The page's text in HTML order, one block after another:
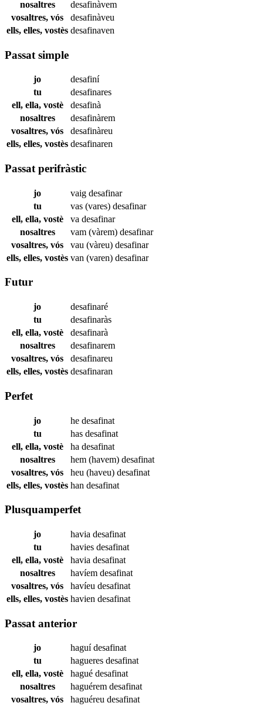
nosaltres
desafinàvem
vosaltres, vós
desafinàveu
ells, elles, vostès desafinaven
Passat simple
jo
desafiní
tu
desafinares
ell, ella, vostè
desafinà
nosaltres
desafinàrem
vosaltres, vós
desafinàreu
ells, elles, vostès desafinaren
Passat perifràstic
jo vaig desafinar
tu
vas (vares) desafinar
ell, ella, vostè
va desafinar
nosaltres
vam (vàrem) desafinar
vosaltres, vós
vau (vàreu) desafinar
ells, elles, vostès van (varen) desafinar
Futur
jo
desafinaré
tu
desafinaràs
ell, ella, vostè
desafinarà
nosaltres
desafinarem
vosaltres, vós
desafinareu
ells, elles, vostès desafinaran
Perfet
jo he desafinat
tu
has desafinat
ell, ella, vostè
ha desafinat
nosaltres
hem (havem) desafinat
vosaltres, vós
heu (haveu) desafinat
ells, elles, vostès han desafinat
Plusquamperfet
jo havia desafinat
tu
havies desafinat
ell, ella, vostè
havia desafinat
nosaltres
havíem desafinat
vosaltres, vós
havíeu desafinat
ells, elles, vostès havien desafinat
Passat anterior
jo haguídesafinat
tu
hagueres desafinat
ell, ella, vostè
hagué desafinat
nosaltres
haguérem desafinat
vosaltres, vós
haguéreu desafinat